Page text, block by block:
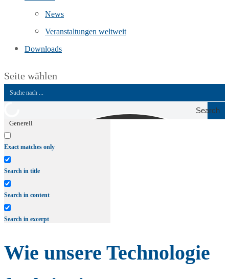
News
Veranstaltungen weltweit
Downloads
Seite wählen
Search
Generell
Exact matches only
Search in title
Search in content
Search in excerpt
Wie unsere Technologie